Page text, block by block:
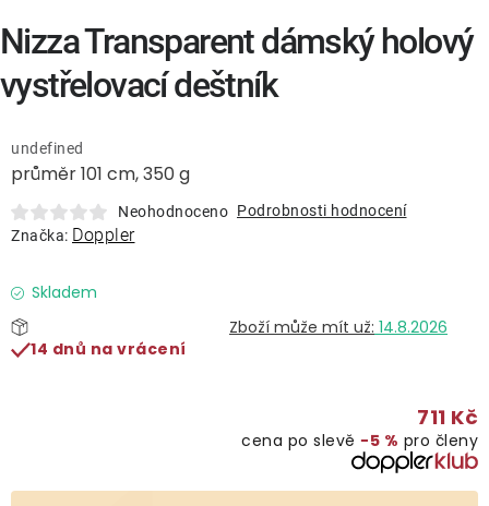
Lavice a houpačky
Lehátka
Doplňky
Deštníky
Gastro produkty
průměr 101 cm, 350 g
undefined
Neohodnoceno Podrobnosti hodnocení
Značka: Doppler
Skladem
14.8.2026
14 dnů na vrácení
711 Kč
cena po slevě −5 % pro členy
Nizza Transparent dámský holový
vystřelovací deštník